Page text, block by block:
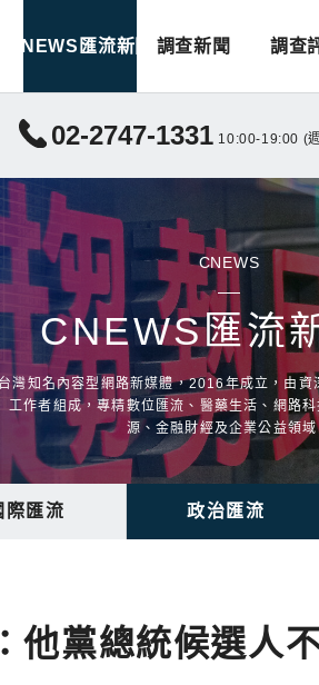
CNEWS匯流新聞 調查新聞 調查
02-2747-1331 10:00-19:00 (
CNEWS
CNEWS匯流
灣知名內容型網路新媒體，2016年成立，由資
工作者組成，專精數位匯流、醫藥生活、網路
源、金融財經及企業公益領域
際匯流 政治匯流
他黨總統候選人